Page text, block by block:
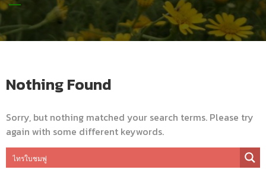
Nothing Found
Sorry, but nothing matched your search terms. Please try
again with some different keywords.